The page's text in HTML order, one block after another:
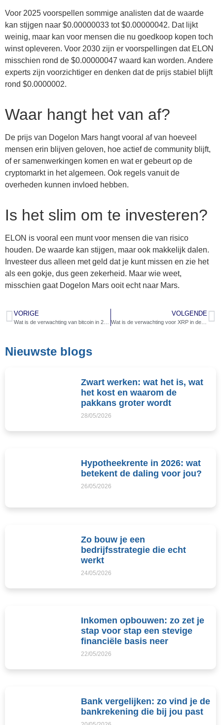
Voor 2025 voorspellen sommige analisten dat de waarde
kan stijgen naar $0.00000033 tot $0.00000042. Dat lijkt
weinig, maar kan voor mensen die nu goedkoop kopen toch
winst opleveren. Voor 2030 zijn er voorspellingen dat ELON
misschien rond de $0.00000047 waard kan worden. Andere
experts zijn voorzichtiger en denken dat de prijs stabiel blijft
rond $0.0000002.
Waar hangt het van af?
De prijs van Dogelon Mars hangt vooral af van hoeveel
mensen erin blijven geloven, hoe actief de community blijft,
of er samenwerkingen komen en wat er gebeurt op de
cryptomarkt in het algemeen. Ook regels vanuit de
overheden kunnen invloed hebben.
Is het slim om te investeren?
ELON is vooral een munt voor mensen die van risico
houden. De waarde kan stijgen, maar ook makkelijk dalen.
Investeer dus alleen met geld dat je kunt missen en zie het
als een gokje, dus geen zekerheid. Maar wie weet,
misschien gaat Dogelon Mars ooit echt naar Mars.
VORIGE VOLGENDE
Wat is de verwachting voor XRP in de toekomst?
Nieuwste blogs
Zwart werken: wat het is, wat
het kost en waarom de
pakkans groter wordt
28/05/2026
Hypotheekrente in 2026: wat
betekent de daling voor jou?
26/05/2026
Zo bouw je een
bedrijfsstrategie die echt
werkt
24/05/2026
Inkomen opbouwen: zo zet je
stap voor stap een stevige
financiële basis neer
22/05/2026
Bank vergelijken: zo vind je de
bankrekening die bij jou past